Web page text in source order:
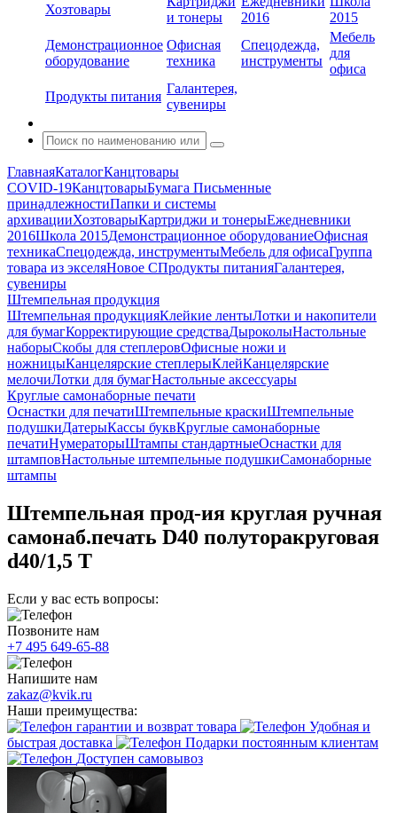
Хозтовары
и тонеры
2016
2015
Демонстрационное
оборудование
Офисная
техника
Спецодежда,
инструменты
Мебель
для
офиса
Продукты питания
Галантерея,
сувениры
ГлавнаяКаталогКанцтовары
COVID-19КанцтоварыБумага Письменные
принадлежностиПапки и системы
архивацииХозтоварыКартриджи и тонерыЕжедневники
2016Школа 2015Демонстрационное оборудованиеОфисная
техникаСпецодежда, инструментыМебель для офисаГруппа
товара из экселяНовое СПродукты питанияГалантерея,
сувениры
Штемпельная продукция
Штемпельная продукцияКлейкие лентыЛотки и накопители
для бумагКорректирующие средстваДыроколыНастольные
наборыСкобы для степлеровОфисные ножи и
ножницыКанцелярские степлерыКлейКанцелярские
мелочиЛотки для бумагНастольные аксессуары
Круглые самонаборные печати
Оснастки для печатиШтемпельные краскиШтемпельные
подушкиДатерыКассы буквКруглые самонаборные
печатиНумераторыШтампы стандартныеОснастки для
штамповНастольные штемпельные подушкиСамонаборные
штампы
Штемпельная прод-ия круглая ручная
самонаб.печать D40 полуторакруговая
d40/1,5 T
Если у вас есть вопросы:
Позвоните нам
+7 495 649-65-88
Напишите нам
zakaz@kvik.ru
Наши преимущества:
гарантии и возврат товара
Удобная и
быстрая доставка
Подарки постоянным клиентам
Доступен самовывоз